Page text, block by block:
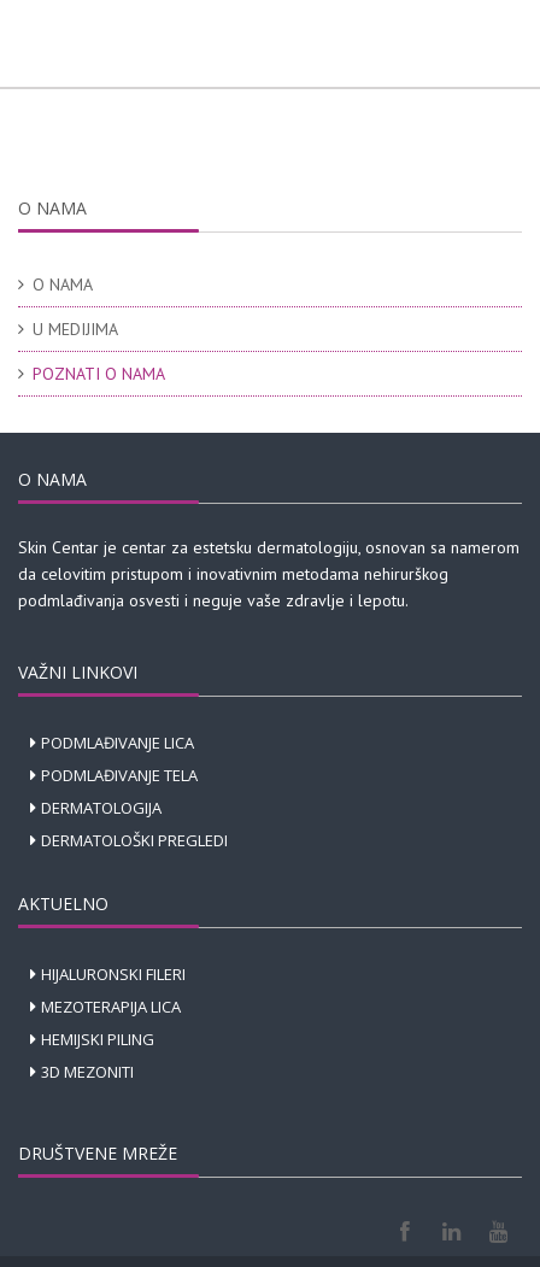
O NAMA
O NAMA
U MEDIJIMA
POZNATI O NAMA
O NAMA
Skin Centar je centar za estetsku dermatologiju, osnovan sa namerom
da celovitim pristupom i inovativnim metodama nehirurškog
podmlađivanja osvesti i neguje vaše zdravlje i lepotu.
VAŽNI LINKOVI
PODMLAĐIVANJE LICA
PODMLAĐIVANJE TELA
DERMATOLOGIJA
DERMATOLOŠKI PREGLEDI
AKTUELNO
HIJALURONSKI FILERI
MEZOTERAPIJA LICA
HEMIJSKI PILING
3D MEZONITI
DRUŠTVENE MREŽE